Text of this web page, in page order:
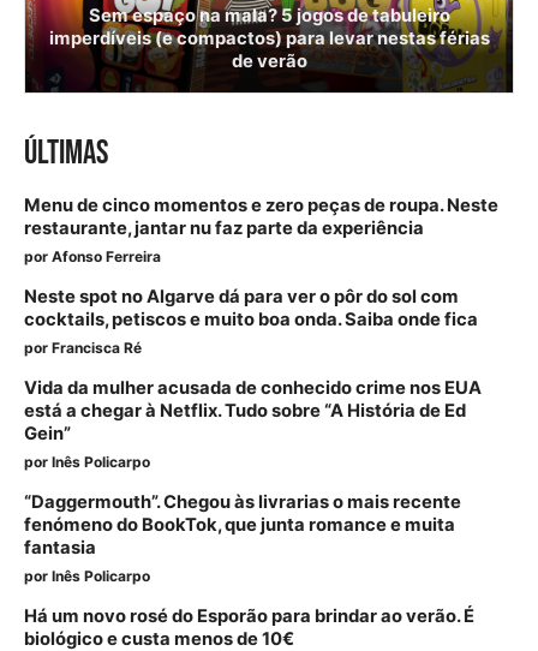
Sem espaço na mala? 5 jogos de tabuleiro
imperdíveis (e compactos) para levar nestas férias
de verão
ÚLTIMAS
Menu de cinco momentos e zero peças de roupa. Neste
restaurante, jantar nu faz parte da experiência
por Afonso Ferreira
Neste spot no Algarve dá para ver o pôr do sol com
cocktails, petiscos e muito boa onda. Saiba onde fica
por Francisca Ré
Vida da mulher acusada de conhecido crime nos EUA
está a chegar à Netflix. Tudo sobre “A História de Ed
Gein”
por Inês Policarpo
“Daggermouth”. Chegou às livrarias o mais recente
fenómeno do BookTok, que junta romance e muita
fantasia
por Inês Policarpo
Há um novo rosé do Esporão para brindar ao verão. É
biológico e custa menos de 10€